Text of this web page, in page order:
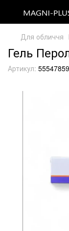
Для обличчя
Гель
Артикул: